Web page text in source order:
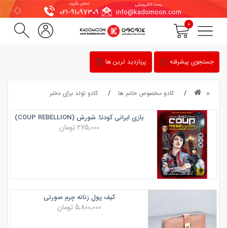
پست الکترونیکی
info@kadomoon.com
تماس بگیرید
021-91097309
0
جستجوی پیشرفته پربازدید ترین ها
کادو مخصوص خانم ها کادو تولد برای دختر
بازی ایرانی کودتا: شورش (COUP REBELLION)
275,000 تومان
کیف پول زنانه چرم صورتی
5,800,000 تومان